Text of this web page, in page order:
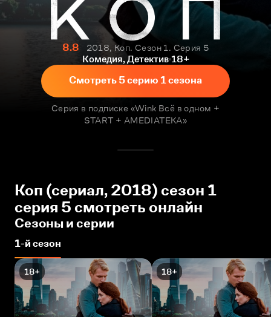
8.8
2018, Коп. Сезон 1. Серия 5
Комедия, Детектив 18+
Смотреть 5 серию 1 сезона
Серия в подписке «Wink Всё в одном +
START + AMEDIATEKA»
Коп (сериал, 2018) сезон 1
серия 5 смотреть онлайн
Сезоны и серии
1-й сезон
18+ 18+